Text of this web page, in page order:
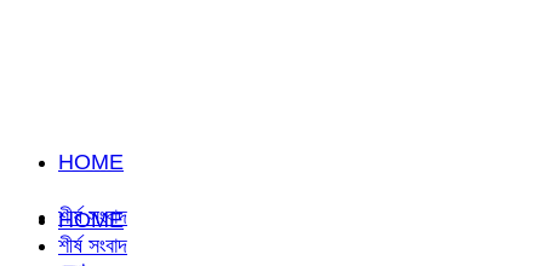
HOME
শীর্ষ সংবাদ
HOME
শীর্ষ সংবাদ